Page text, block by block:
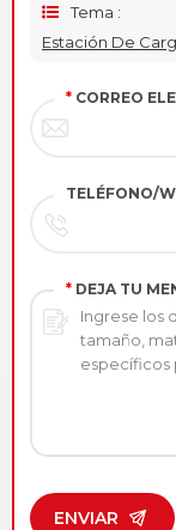
Tema :
Estación De
* CORREO
TELÉFONO/
* DEJA TU
ENVIAR